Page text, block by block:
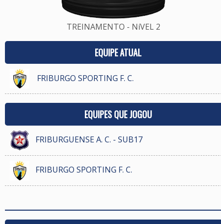
TREINAMENTO - NíVEL 2
EQUIPE ATUAL
FRIBURGO SPORTING F. C.
EQUIPES QUE JOGOU
FRIBURGUENSE A. C. - SUB17
FRIBURGO SPORTING F. C.